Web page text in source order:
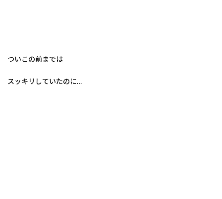
ついこの前までは
スッキリしていたのに…